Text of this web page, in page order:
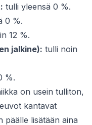
tulli yleensä 0 %.
0 %.
12 %.
jalkine): tulli noin
%.
on usein tulliton,
kantavat
päälle lisätään aina